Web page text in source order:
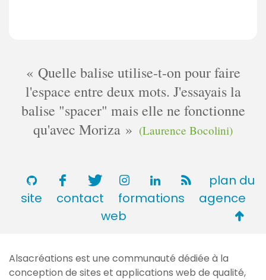
Quelle balise utilise-t-on pour faire
l'espace entre deux mots. J'essayais la
balise "spacer" mais elle ne fonctionne
qu'avec Moriza
(Laurence Bocolini)
plan du
site
contact formations
agence
web
de
Alsacréations est une communauté dédiée à la
conception de sites et applications web de qualité,